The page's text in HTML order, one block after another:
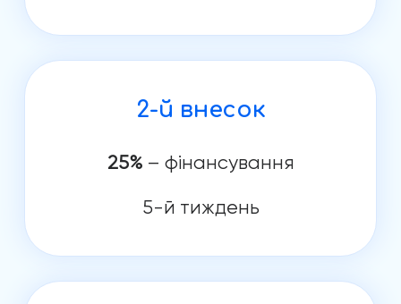
2-й внесок
25% – фінансування
5-й тиждень